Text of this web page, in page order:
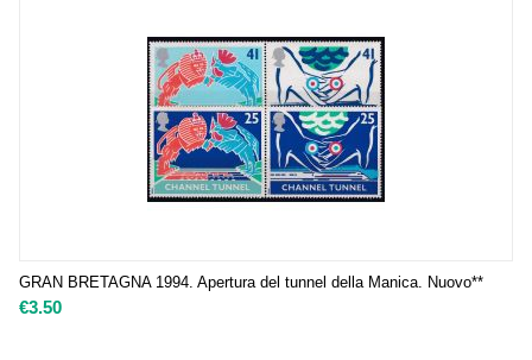
GRAN BRETAGNA 1994. Apertura del tunnel della Manica. Nuovo**
€3.50